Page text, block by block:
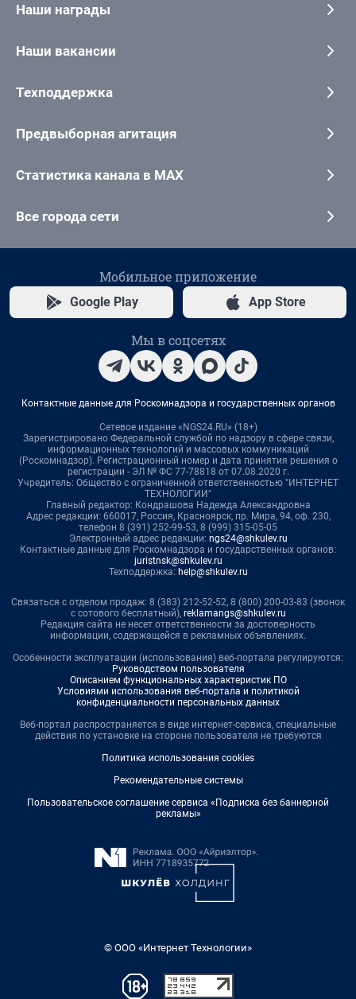
Наши награды
Наши вакансии
Техподдержка
Предвыборная агитация
Статистика канала в MAX
Все города сети
Мобильное приложение
Google Play App Store
Мы в соцсетях
Контактные данные для Роскомнадзора и государственных органов
Сетевое издание «NGS24.RU» (18+)
Зарегистрировано Федеральной службой по надзору в сфере связи,
информационных технологий и массовых коммуникаций
(Роскомнадзор). Регистрационный номер и дата принятия решения о
регистрации - ЭЛ № ФС 77-78818 от 07.08.2020 г.
Учредитель: Общество с ограниченной ответственностью "ИНТЕРНЕТ
ТЕХНОЛОГИИ"
Главный редактор: Кондрашова Надежда Александровна
Адрес редакции: 660017, Россия, Красноярск, пр. Мира, 94, оф. 230,
телефон 8 (391) 252-99-53, 8 (999) 315-05-05
Электронный адрес редакции: ngs24@shkulev.ru
Контактные данные для Роскомнадзора и государственных органов:
juristnsk@shkulev.ru
Техподдержка: help@shkulev.ru
Связаться с отделом продаж: 8 (383) 212-52-52, 8 (800) 200-03-83 (звонок
с сотового бесплатный), reklamangs@shkulev.ru
Редакция сайта не несет ответственности за достоверность
информации, содержащейся в рекламных объявлениях.
Особенности эксплуатации (использования) веб-портала регулируются:
Руководством пользователя
Описанием функциональных характеристик ПО
Условиями использования веб-портала и политикой
конфиденциальности персональных данных
Веб-портал распространяется в виде интернет-сервиса, специальные
действия по установке на стороне пользователя не требуются
Политика использования cookies
Рекомендательные системы
Пользовательское соглашение сервиса «Подписка без баннерной
рекламы»
© ООО «Интернет Технологии»